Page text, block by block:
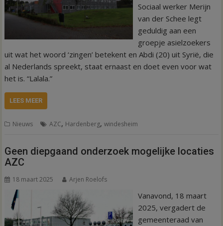
Sociaal werker Merijn
van der Schee legt
geduldig aan een
groepje asielzoekers
uit wat het woord ‘zingen’ betekent en Abdi (20) uit Syrië, die
al Nederlands spreekt, staat ernaast en doet even voor wat
het is. “Lalala.”
LEES MEER
Nieuws AZC, Hardenberg,windesheim
Geen diepgaand onderzoek mogelijke locaties
AZC
18 maart 2025 Arjen Roelofs
Vanavond, 18 maart
2025, vergadert de
gemeenteraad van